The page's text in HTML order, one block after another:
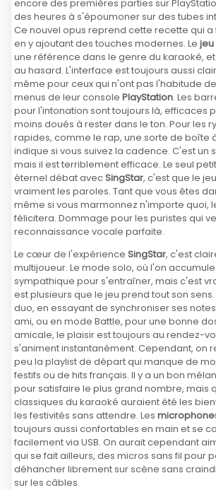
encore des premières parties sur
des heures à s'époumoner sur des tubes
Ce nouvel opus reprend cette recette qui a
en y ajoutant des touches modernes. Le
une référence dans le genre du karaoké,
au hasard. L'interface est toujours aussi
même pour ceux qui n'ont pas l'habitude
menus de leur console PlayStation. Les
pour l'intonation sont toujours là, efficaces
moins doués à rester dans le ton. Pour les
rapides, comme le rap, une sorte de boîte
indique si vous suivez la cadence. C'est un
mais il est terriblement efficace. Le seul
éternel débat avecSingStar, c'est que le
vraiment les paroles. Tant que vous êtes
même si vous marmonnez n'importe quoi,
félicitera. Dommage pour les puristes qui
reconnaissance vocale parfaite.
Le cœur de l'expérience SingStar, c'est
multijoueur. Le mode solo, où l'on
sympathique pour s'entraîner, mais c'est
est plusieurs que le jeu prend tout son
duo, en essayant de synchroniser ses
ami, ou en mode Battle, pour une bonne
amicale, le plaisir est toujours au rendez-
s'animent instantanément. Cependant, on
peu la playlist de départ qui manque de
festifs ou de hits français. Il y a un bon
pour satisfaire le plus grand nombre, mais
classiques du karaoké auraient été les
les festivités sans attendre. Les
toujours aussi confortables en main et se
facilement via USB. On aurait cependant
qui se fait ailleurs, des micros sans fil pour
déhancher librement sur scène sans
sur les câbles.